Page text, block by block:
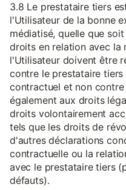
3.8 Le prestataire tiers
l'Utilisateur de la bonne
médiatisé, quelle que
droits en relation avec la
l'Utilisateur doivent être
contre le prestataire
contractuel et non
également aux droits
droits volontairement
tels que les droits de
d'autres déclarations
contractuelle ou la
avec le prestataire tiers
défauts).